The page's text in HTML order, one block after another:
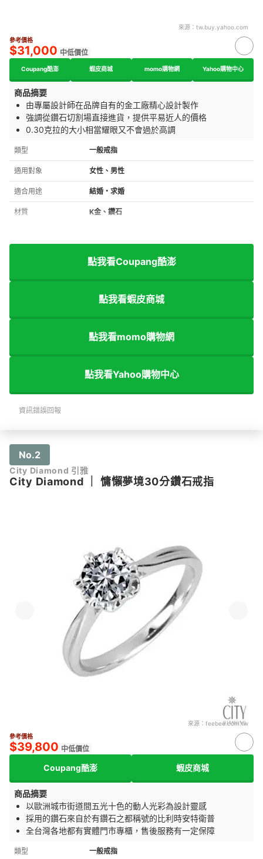
來源： tw.buy.yahoo.com
參考價格
$31,000 中低價位
Coupang酷澎 蝦皮商城 momo購物網 Yahoo購物中心
商品摘要
由專屬設計師在品牌自有的金工廠精心設計製作
強調從鑽石切割場直接進貨，提供平易近人的價格
0.30克拉的大小相當耀眼又不會過於高調
類型 一般戒指
適用對象 女性、男性
適合用途 結婚・求婚
材質 K金、鑽石
點我看Coupang酷澎
點我看蝦皮商城
點我看momo購物網
點我看Yahoo購物中心
資訊錯誤回報
No.2
City Diamond 引雅
City Diamond 慵懶夢境30分鑽石戒指
來源： feebee.com.tw
參考價格
$39,800 中低價位
Coupang酷澎 蝦皮商城
商品摘要
以歐洲城市街道間五光十色的動人光彩為設計靈感
採用的鑽石來自於有鑽石之都稱號的比利時安特衛普
全台灣各地都有實體門市專櫃，售後服務有一定保障
類型 一般戒指